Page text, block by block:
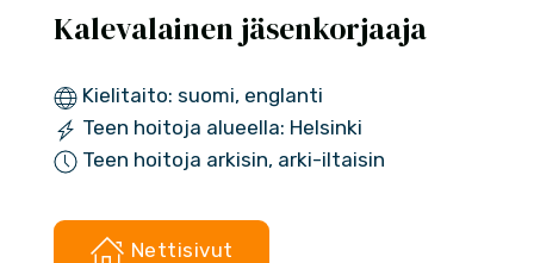
Kalevalainen jäsenkorjaaja
Kielitaito: suomi, englanti
Teen hoitoja alueella: Helsinki
Teen hoitoja arkisin, arki-iltaisin
Nettisivut